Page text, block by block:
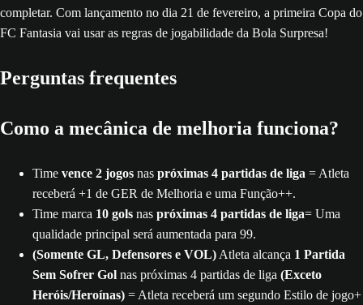
completar. Com lançamento no dia 21 de fevereiro, a primeira Copa do
FC Fantasia vai usar as regras de jogabilidade da Bola Surpresa!
Perguntas frequentes
Como a mecânica de melhoria funciona?
Time vence 2 jogos nas próximas 4 partidas de liga = Atleta
receberá +1 de GER de Melhoria e uma Função++.
Time marca 10 gols nas próximas 4 partidas de liga= Uma
qualidade principal será aumentada para 99.
(Somente GL, Defensores e VOL) Atleta alcança 1 Partida
Sem Sofrer Gol nas próximas 4 partidas de liga (Exceto
Heróis/Heroínas) = Atleta receberá um segundo Estilo de jogo+